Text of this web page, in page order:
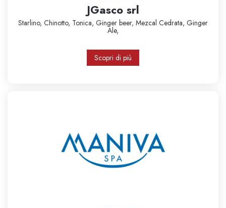
JGasco srl
Starlino, Chinotto, Tonica, Ginger beer, Mezcal Cedrata, Ginger
Ale,
Scopri di più